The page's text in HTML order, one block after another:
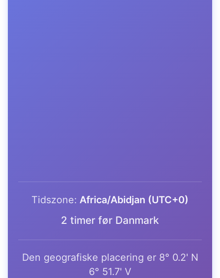
Tidszone: Africa/Abidjan (UTC+0)
2 timer før Danmark
Den geografiske placering er 8° 0.2' N
6° 51.7' V